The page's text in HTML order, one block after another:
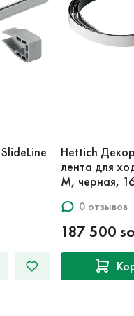
Hettich
лента для
M, черная,
0 отзывов
187 500